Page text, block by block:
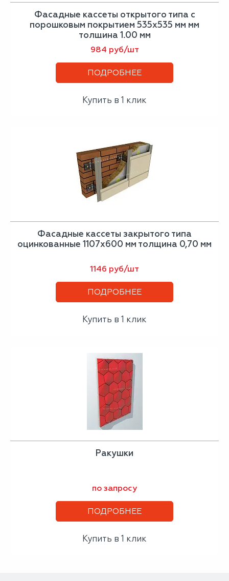
Фасадные кассеты открытого типа с
порошковым покрытием 535х535 мм мм
толщина 1,00 мм
984 руб/шт
ПОДРОБНЕЕ
Купить в 1 клик
Фасадные кассеты закрытого типа
оцинкованные 1107х600 мм толщина 0,70 мм
1146 руб/шт
ПОДРОБНЕЕ
Купить в 1 клик
Ракушки
по запросу
ПОДРОБНЕЕ
Купить в 1 клик